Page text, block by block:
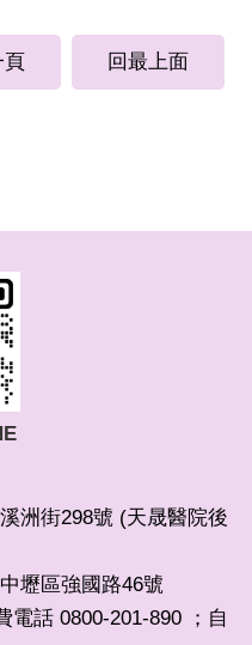
頁 回最上面
洲街298號 (天晟醫院後
壢區強國路46號
電話 0800-201-890 ；自